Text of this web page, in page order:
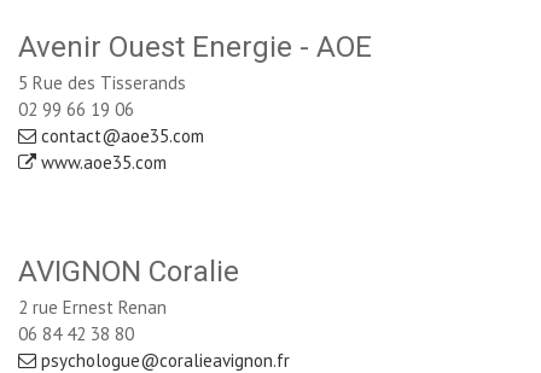
Avenir Ouest Energie - AOE
5 Rue des Tisserands
02 99 66 19 06
contact@aoe35.com
www.aoe35.com
AVIGNON Coralie
2 rue Ernest Renan
06 84 42 38 80
psychologue@coralieavignon.fr